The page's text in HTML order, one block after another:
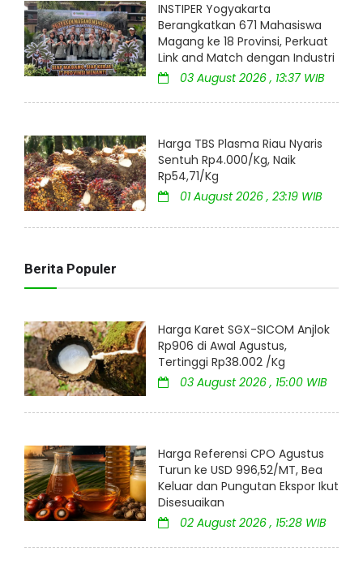
INSTIPER Yogyakarta
Berangkatkan 671 Mahasiswa
Magang ke 18 Provinsi, Perkuat
Link and Match dengan Industri
03 August 2026 , 13:37 WIB
Harga TBS Plasma Riau Nyaris
Sentuh Rp4.000/Kg, Naik
Rp54,71/Kg
01 August 2026 , 23:19 WIB
Berita Populer
Harga Karet SGX-SICOM Anjlok
Rp906 di Awal Agustus,
Tertinggi Rp38.002 /Kg
03 August 2026 , 15:00 WIB
Harga Referensi CPO Agustus
Turun ke USD 996,52/MT, Bea
Keluar dan Pungutan Ekspor Ikut
Disesuaikan
02 August 2026 , 15:28 WIB